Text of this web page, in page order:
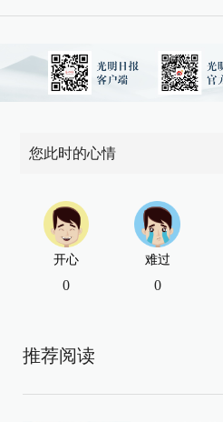
您此时的心情
开心
0
难过
0
推荐阅读